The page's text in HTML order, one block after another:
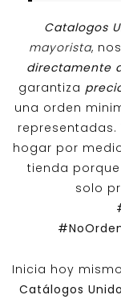
Catalogos
mayorista,
directamente
garantiza
una orden
hogar por
tienda
solo
Inicia hoy
Catálogos